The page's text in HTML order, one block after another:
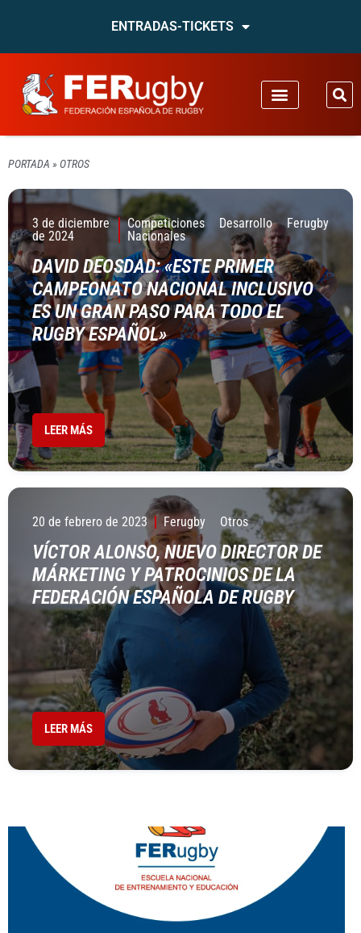
ENTRADAS-TICKETS
PORTADA » OTROS
3 de diciembre
de 2024
Competiciones
Nacionales
Desarrollo Ferugby
DAVID DEOSDAD: «ESTE PRIMER
CAMPEONATO NACIONAL INCLUSIVO
ES UN GRAN PASO PARA TODO EL
RUGBY ESPAÑOL»
LEER MÁS
20 de febrero de 2023 Ferugby Otros
VÍCTOR ALONSO, NUEVO DIRECTOR DE
MÁRKETING Y PATROCINIOS DE LA
FEDERACIÓN ESPAÑOLA DE RUGBY
LEER MÁS